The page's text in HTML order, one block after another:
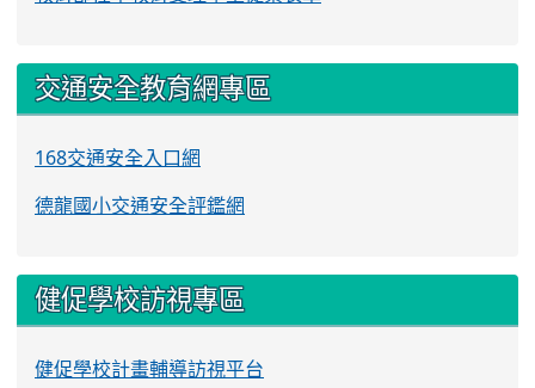
交通安全教育網專區
168交通安全入口網
德龍國小交通安全評鑑網
健促學校訪視專區
健促學校計畫輔導訪視平台